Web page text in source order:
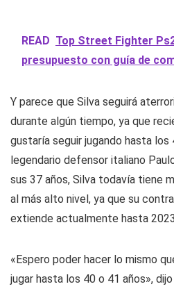
READ Top Street Fighter
presupuesto con guía de
Y parece que Silva seguirá
durante algún tiempo, ya que
gustaría seguir jugando hasta los
legendario defensor italiano
sus 37 años, Silva todavía tiene
al más alto nivel, ya que su
extiende actualmente hasta
«Espero poder hacer lo mismo
jugar hasta los 40 o 41 años»,